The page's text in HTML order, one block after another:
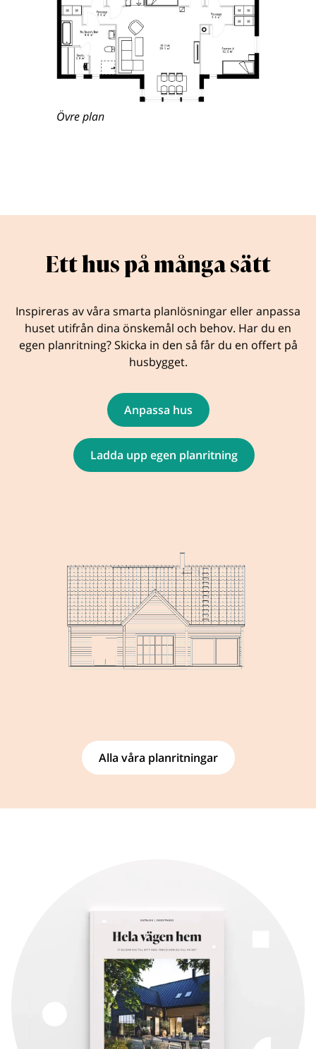
Övre plan
Ett hus på många sätt
Inspireras av våra smarta planlösningar eller anpassa
huset utifrån dina önskemål och behov. Har du en
egen planritning? Skicka in den så får du en offert på
husbygget.
Anpassa hus
Ladda upp egen planritning
Alla våra planritningar